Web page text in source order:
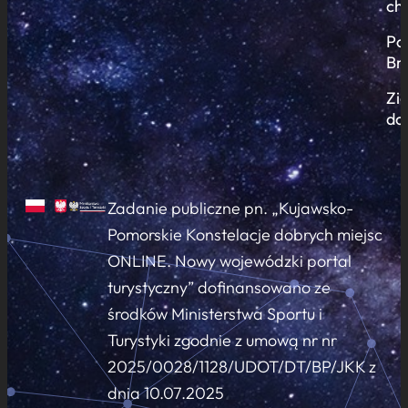
Zadanie publiczne pn. „Kujawsko-
Pomorskie Konstelacje dobrych miejsc
ONLINE. Nowy wojewódzki portal
turystyczny” dofinansowano ze
środków Ministerstwa Sportu i
Turystyki zgodnie z umową nr nr
2025/0028/1128/UDOT/DT/BP/JKK z
dnia 10.07.2025